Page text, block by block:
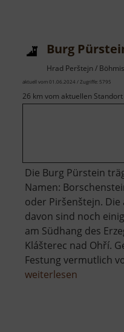
Burg
Hrad Perštejn /
aktuell vom 01.06.2024 / Zugriffe: 5795
26 km vom aktuellen Standort
Die Burg Pürstein
Namen:
oder Piršenštejn.
davon sind noch
am Südhang des
Klášterec nad Ohří.
Festung vermutlich
weiterlesen